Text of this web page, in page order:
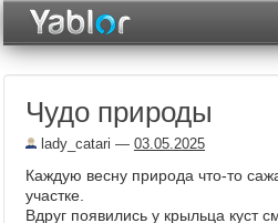
Чудо природы
lady_catari — 03.05.2025
Каждую весну природа что-то
участке.
Вдруг появились у крыльца куст